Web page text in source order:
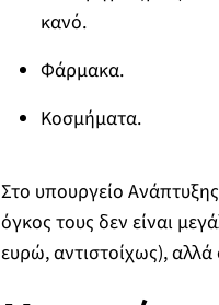
κανό.
Φάρμακα.
Κοσμήματα.
Στο υπουργείο
όγκος τους δεν είναι
ευρώ, αντιστοίχως), αλλά